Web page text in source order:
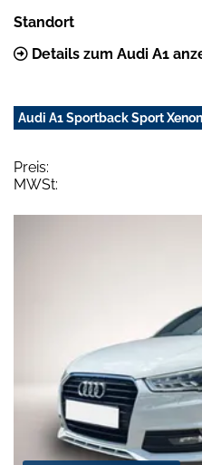
Standort
Details zum Audi A1
Audi A1 Sportback Sport
Preis:
MWSt: